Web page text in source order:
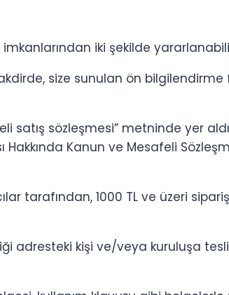
imkanlarından iki şekilde
size sunulan ön
satış sözleşmesi” metninde yer
Hakkında Kanun ve Mesafeli
tarafından, 1000 TL ve üzeri
adresteki kişi ve/veya kuruluşa